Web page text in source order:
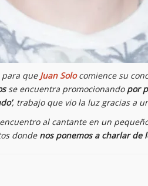
para que Juan Solocomience su
se encuentra promocionando por
, trabajo que vio la luz gracias a
al cantante en un
donde nos ponemos a charlar de